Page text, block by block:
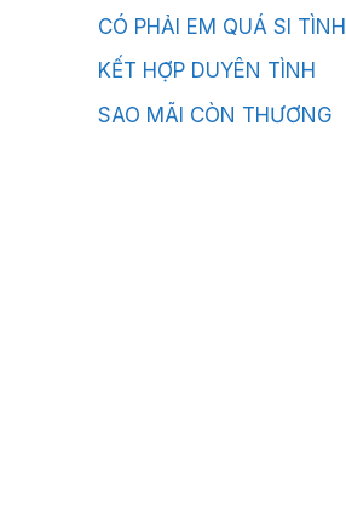
CÓ PHẢI EM QUÁ SI TÌNH
KẾT HỢP DUYÊN TÌNH
SAO MÃI CÒN THƯƠNG